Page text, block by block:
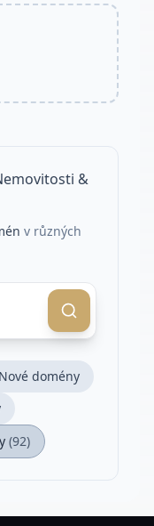
&
v různých
Nové domény
(92)